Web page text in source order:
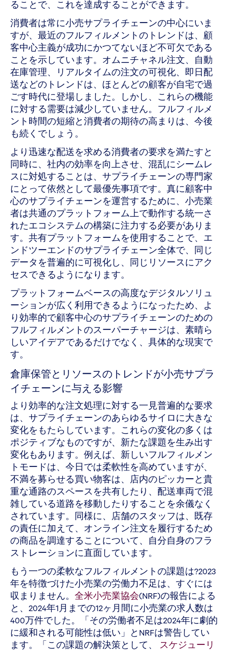
ることで、これを達成することができます。
消費者は常に小売サプライチェーンの中心にいま
すが、最近のフルフィルメントのトレンドは、顧
客中心主義が成功にかつてないほど不可欠である
ことを示しています。オムニチャネル注文、自動
在庫管理、リアルタイムの注文の可視化、即日配
送などのトレンドは、ほとんどの顧客が自宅で過
ごす時代に登場しました。しかし、これらの機能
に対する需要は減少していません。フルフィルメ
ント時間の短縮と消費者の期待の高まりは、今後
も続くでしょう。
より迅速な配送を求める消費者の要求を満たすと
同時に、社内の効率を向上させ、混乱にシームレ
スに対処することは、サプライチェーンの専門家
にとって依然として最優先事項です。真に顧客中
心のサプライチェーンを運営するために、小売業
者は共通のプラットフォーム上で動作する統一さ
れたエコシステムの構築に注力する必要がありま
す。共有プラットフォームを使用することで、エ
ンドツーエンドのサプライチェーン全体で、同じ
データを普遍的に可視化し、同じリソースにアク
セスできるようになります。
プラットフォームベースの高度なデジタルソリュ
ーションが広く利用できるようになったため、よ
り効率的で顧客中心のサプライチェーンのための
フルフィルメントのスーパーチャージは、素晴ら
しいアイデアであるだけでなく、具体的な現実で
す。
倉庫保管とリソースのトレンドが小売サプラ
イチェーンに与える影響
より効率的な注文処理に対する一見普遍的な要求
は、サプライチェーンのあらゆるサイロに大きな
変化をもたらしています。これらの変化の多くは
ポジティブなものですが、新たな課題を生み出す
変化もあります。例えば、新しいフルフィルメン
トモードは、今日では柔軟性を高めていますが、
不満を募らせる買い物客は、店内のピッカーと貴
重な通路のスペースを共有したり、配送車両で混
雑している道路を移動したりすることを余儀なく
されています。同様に、店舗のスタッフは、既存
の責任に加えて、オンライン注文を履行するため
の商品を調達することについて、自分自身のフラ
ストレーションに直面しています。
もう一つの柔軟なフルフィルメントの課題は?2023
年を特徴づけた小売業の労働力不足は、すぐには
収まりません。 全米小売業協会(NRF)の報告による
と、2024年1月までの12ヶ月間に小売業の求人数は
400万件でした。「その労働者不足は2024年に劇的
に緩和される可能性は低い」とNRFは警告してい
ます。「この課題の解決策として、
スケジューリ